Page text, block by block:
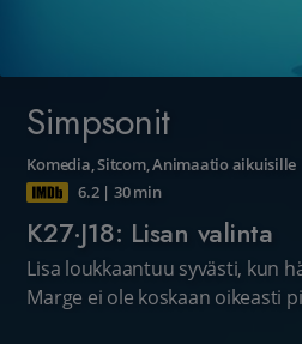
Simpsonit
Komedia,Sitcom,Animaatio aikuisille
6.2| 30 min
K27·J18: Lisan valinta
Lisa loukkaantuu syvästi, kun
Marge ei ole koskaan oikeasti